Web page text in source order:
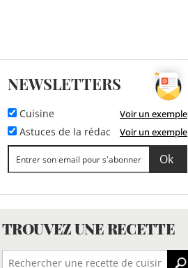
NEWSLETTERS
Cuisine Voir un exemple
Astuces de la rédac Voir un exemple
TROUVEZ UNE RECETTE